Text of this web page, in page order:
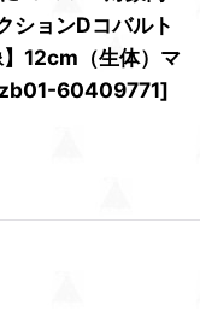
ションDコバルト
】12cm（生体）マ
zb01-60409771]